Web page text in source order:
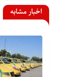
اخبار مشابه